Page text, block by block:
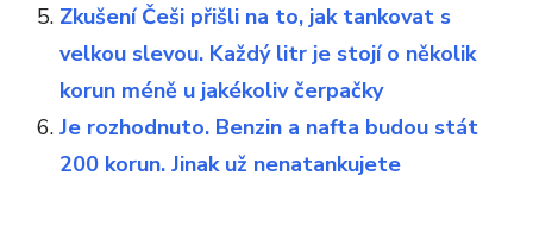
Zkušení Češi přišli na to, jak tankovat s
velkou slevou. Každý litr je stojí o několik
korun méně u jakékoliv čerpačky
Je rozhodnuto. Benzin a nafta budou stát
200 korun. Jinak už nenatankujete